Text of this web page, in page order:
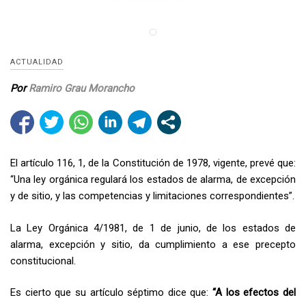
ACTUALIDAD
PorRamiro Grau Morancho
El artículo 116, 1, de la Constitución de 1978, vigente, prevé que:
“Una ley orgánica regulará los estados de alarma, de excepción
y de sitio, y las competencias y limitaciones correspondientes”.
La Ley Orgánica 4/1981, de 1 de junio, de los estados de
alarma, excepción y sitio, da cumplimiento a ese precepto
constitucional.
Es cierto que su artículo séptimo dice que:“A los efectos del